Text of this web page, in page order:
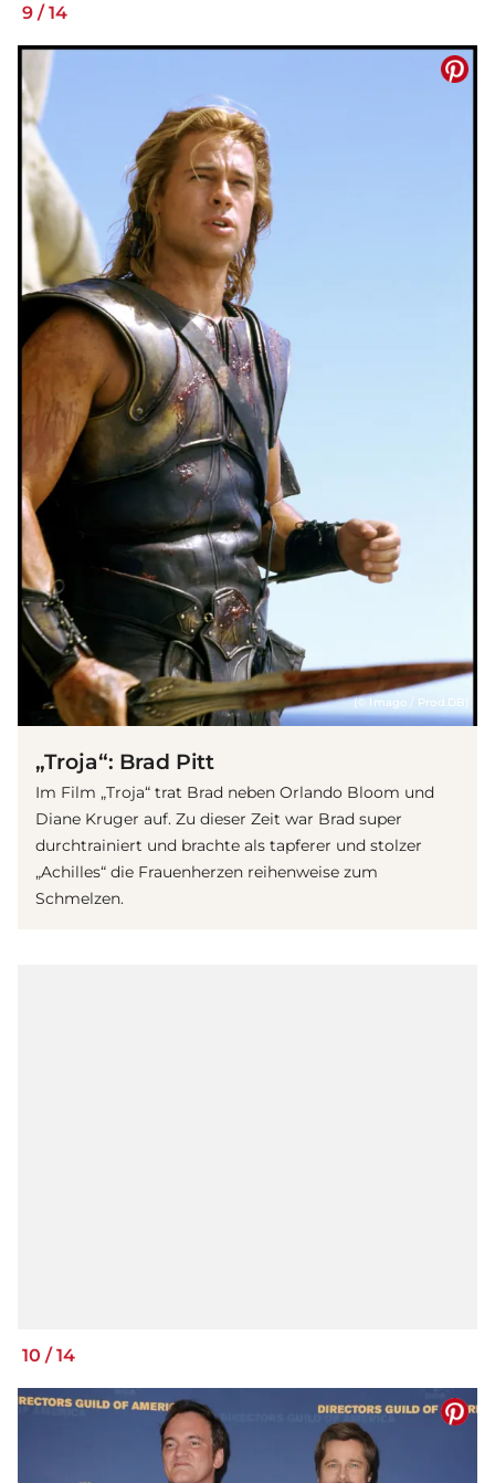
9 /14
(© Imago / Prod.DB)
„Troja“: Brad Pitt
Im Film „Troja“ trat Brad neben Orlando Bloom und
Diane Kruger auf. Zu dieser Zeit war Brad super
durchtrainiert und brachte als tapferer und stolzer
„Achilles“ die Frauenherzen reihenweise zum
Schmelzen.
10 /14